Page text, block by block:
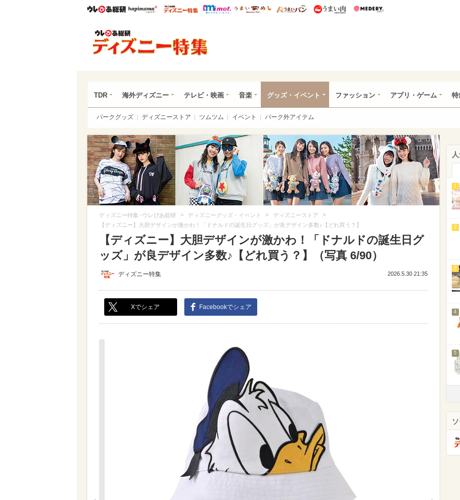
ウレぴあ総研ハピママ* ウレぴあ総研 ディズニー特集
mimot. うまいめし うまいパン うまい肉
TDR 海外ディズニー テレビ・映画 音楽 グッズ・イベント ファッション アプリ・ゲーム 特
パークグッズ ディズニーストア ツムツム イベント パーク外アイテム
ディズニー特集 -ウレぴあ総研 > ディズニーグッズ・イベント > ディズニーストア >
【ディズニー】大胆デザインが激かわ！「ドナルドの誕生日グッズ」が良デザイン多数♪【どれ買う？】
【ディズニー】大胆デザインが激かわ！「ドナルドの誕生日グ
ッズ」が良デザイン多数♪【どれ買う？】（写真 6/90）
ディズニー特集 2026.5.30 21:35
Xでシェア Facebookでシェア
1
2
3
4
5